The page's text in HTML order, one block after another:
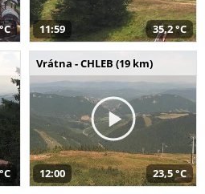
11:59 35,2 °C
Vrátna - CHLEB (19 km)
12:00 23,5 °C